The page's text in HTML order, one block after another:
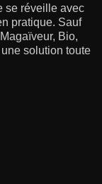
se réveille avec
pratique. Sauf
Bio,
solution toute